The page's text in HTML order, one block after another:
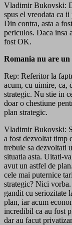
Vladimir Bukovski:
spus el vreodata ca
Din contra, asta a
periculos. Daca insa
fost OK.
Romania nu are un
Rep: Referitor la
acum, cu uimire, ca,
strategic. Nu stie in
doar o chestiune
plan strategic.
Vladimir Bukovski:
a fost dezvoltat timp
trebuie sa dezvoltati
situatia asta. Uitati-
avut un astfel de
cele mai puternice
strategic? Nici
gandit cu seriozitate
plan, iar acum
incredibil ca au fost
dar au facut